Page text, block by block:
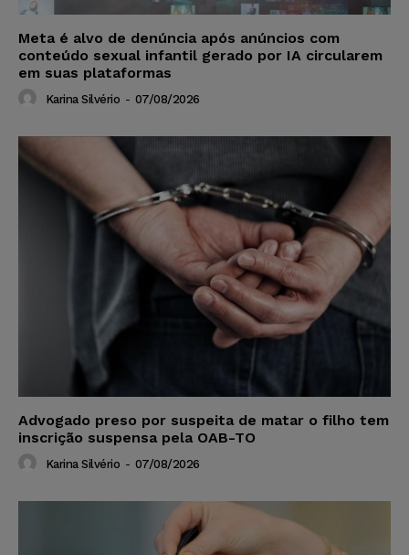
Meta é alvo de denúncia após anúncios com
conteúdo sexual infantil gerado por IA circularem
em suas plataformas
Karina Silvério - 07/08/2026
Advogado preso por suspeita de matar o filho tem
inscrição suspensa pela OAB-TO
Karina Silvério - 07/08/2026